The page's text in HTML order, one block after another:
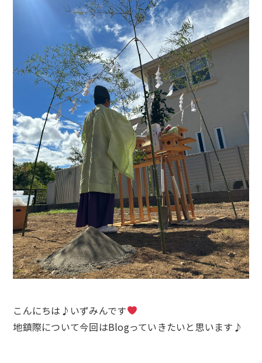
こんにちは♪いずみんです
地鎮際について今回はBlogっていきたいと思います♪